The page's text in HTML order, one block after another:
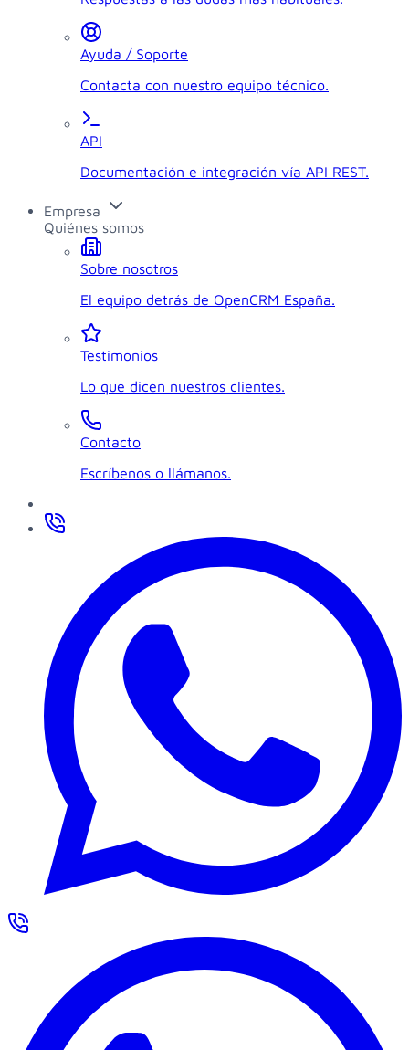
Ayuda / Soporte
Contacta con nuestro equipo técnico.
API
Documentación e integración vía API REST.
Empresa
Quiénes somos
Sobre nosotros
El equipo detrás de OpenCRM España.
Testimonios
Lo que dicen nuestros clientes.
Contacto
Escríbenos o llámanos.